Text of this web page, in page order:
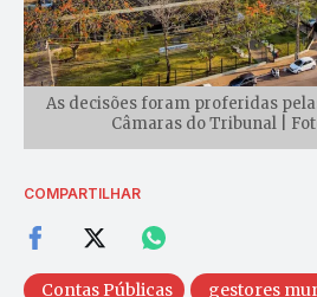
As decisões foram proferidas
Câmaras do Tribunal |
COMPARTILHAR
Contas Públicas gestores